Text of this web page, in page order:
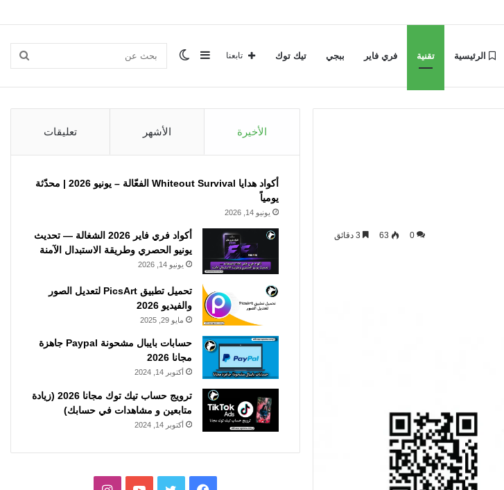
الرئيسية تقنية فري فاير ببجي تيك توك بحث الوضعإضافة
جانبي
تابعنا
0
63
الأخيرة الأشهر تعليقات
أكواد هدايا Whiteout Survival الفعّالة – يونيو 2026 | محدّثة
يومياً
يونيو 14, 2026
أكواد فري فاير 2026 الشغالة — تحديث
يونيو الحصري وطريقة الاستبدال الآمنة
يونيو 14, 2026
تحميل تطبيق PicsArt لتعديل الصور
والفيديو 2026
مايو 29, 2025
حسابات بايبال مشحونة Paypal جاهزة
مجانا 2026
أكتوبر 14, 2024
ترويج حساب تيك توك مجانا 2026 (زيادة
متابعين و مشاهدات في حسابك)
أكتوبر 14, 2024